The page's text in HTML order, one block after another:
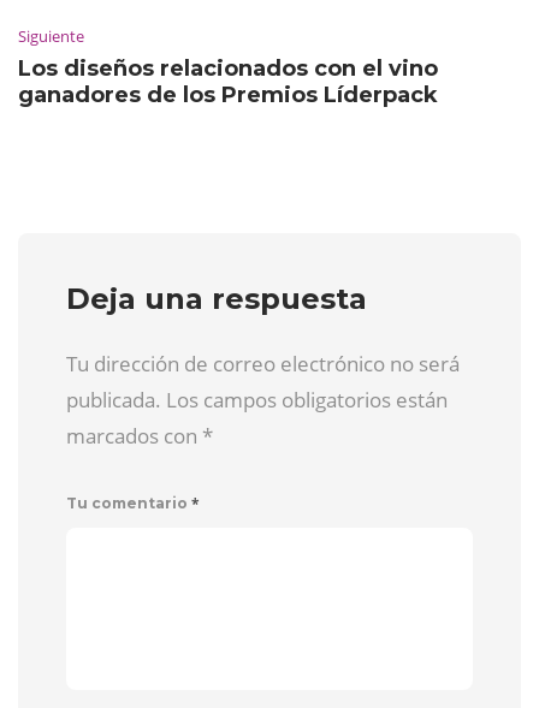
Siguiente
Los diseños relacionados con el vino
ganadores de los Premios Líderpack
Deja una respuesta
Tu dirección de correo electrónico no será
publicada. Los campos obligatorios están
marcados con *
Tu comentario *